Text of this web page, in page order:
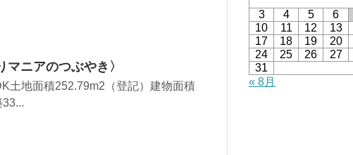
ニアのつぶやき〉
土地面積252.79m2（登記）建物面積
3
4 5 6
10
11 12 13
17
18 19 20
24
25 26 27
31
« 8月